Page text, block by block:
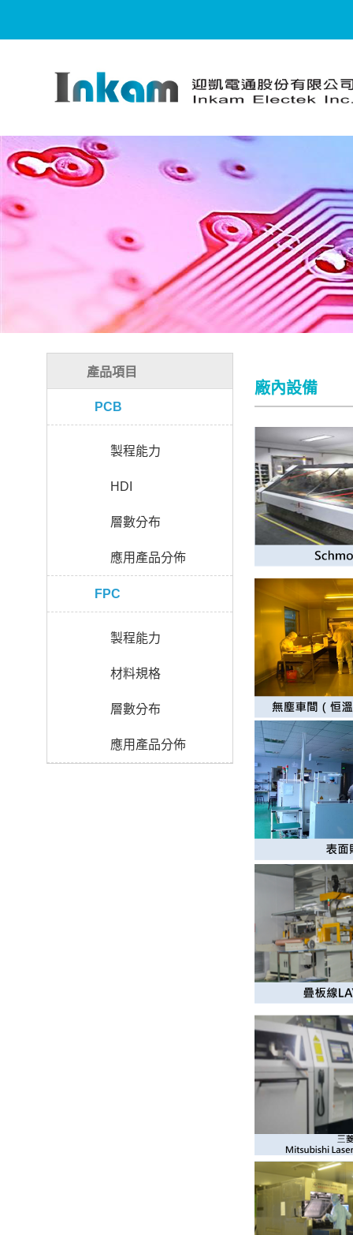
產品項目
PCB
製程能力
HDI
層數分布
應用產品分佈
FPC
製程能力
材料規格
層數分布
應用產品分佈
廠內設備